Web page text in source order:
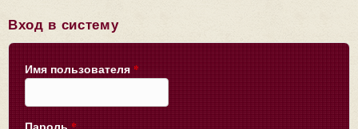
Вход в систему
Имя пользователя *